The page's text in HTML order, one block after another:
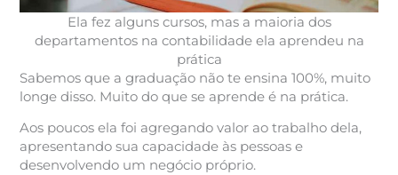
Ela fez alguns cursos, mas a maioria dos
departamentos na contabilidade ela aprendeu na
prática
Sabemos que a graduação não te ensina 100%, muito
longe disso. Muito do que se aprende é na prática.
Aos poucos ela foi agregando valor ao trabalho dela,
apresentando sua capacidade às pessoas e
desenvolvendo um negócio próprio.